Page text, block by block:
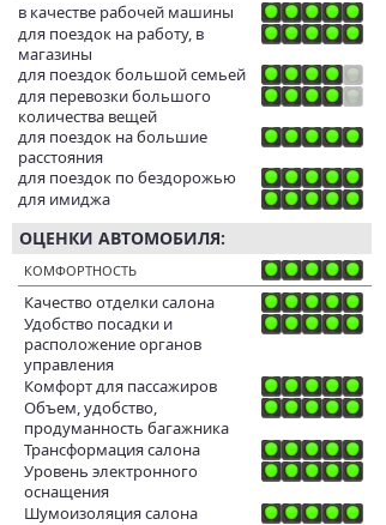
в качестве рабочей машины
для поездок на работу, в
магазины
для поездок большой семьей
для перевозки большого
количества вещей
для поездок на большие
расстояния
для поездок по бездорожью
для имиджа
ОЦЕНКИ АВТОМОБИЛЯ:
КОМФОРТНОСТЬ
Качество отделки салона
Удобство посадки и
расположение органов
управления
Комфорт для пассажиров
Объем, удобство,
продуманность багажника
Трансформация салона
Уровень электронного
оснащения
Шумоизоляция салона